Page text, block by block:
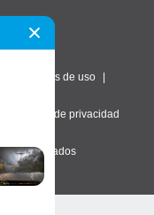
Términos de uso
de privacidad
reservados